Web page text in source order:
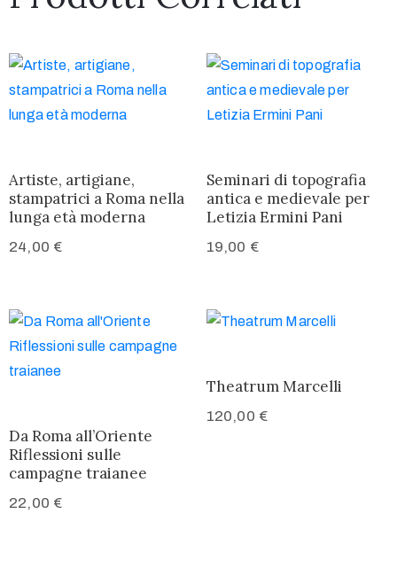
Artiste, artigiane,
stampatrici a Roma nella
lunga età moderna
24,00 €
Seminari di topografia
antica e medievale per
Letizia Ermini Pani
19,00 €
Da Roma all’Oriente
Riflessioni sulle
campagne traianee
22,00 €
Theatrum Marcelli
120,00 €